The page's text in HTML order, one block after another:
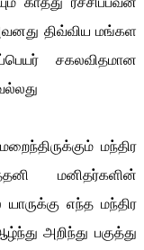
திவ்விய மங்கள
சகலவிதமான
மந்திர
மனிதர்களின்
எந்த மந்திர
அறிந்து பகுத்து